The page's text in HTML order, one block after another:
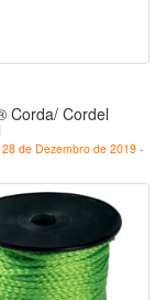
Corda/ Cordel
28 de Dezembro de 2019 -